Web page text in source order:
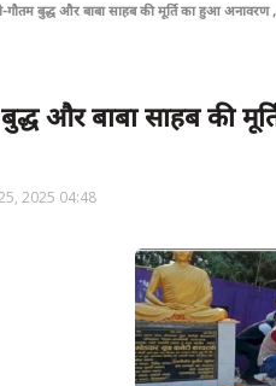
गौतम बुद्ध और बाबा साहब की मूर्ति का हुआ अनावरण
और बाबा साहब की
2025 04:48